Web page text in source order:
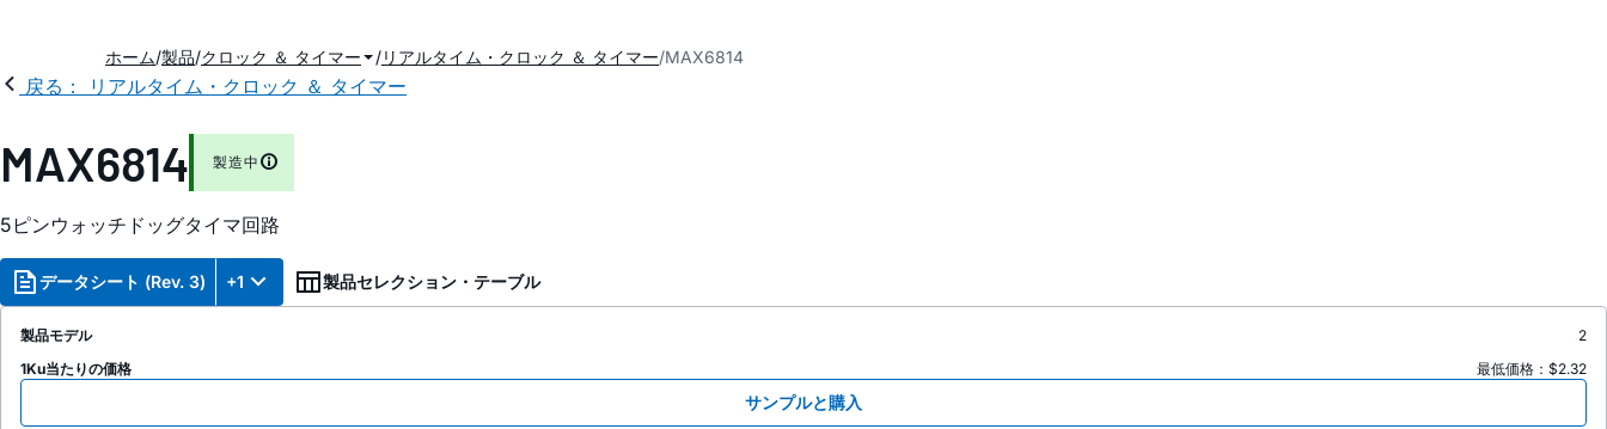
ホーム 製品 クロック ＆ タイマー リアルタイム・クロック ＆ タイマー MAX6814
戻る： リアルタイム・クロック ＆ タイマー
MAX6814 製造中
5ピンウォッチドッグタイマ回路
データシート (Rev. 3) +1 製品セレクション・テーブル
製品モデル
2
1Ku当たりの価格
最低価格：$2.32
サンプルと購入